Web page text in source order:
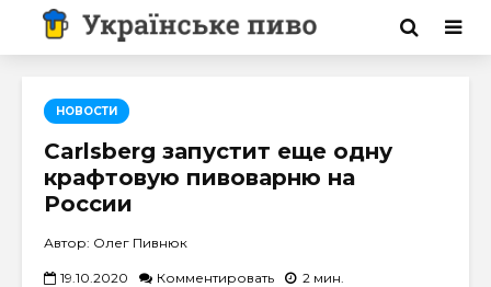
НОВОСТИ
Carlsberg запустит еще одну
крафтовую пивоварню на
России
Автор: Олег Пивнюк
19.10.2020 Комментировать 2 мин.